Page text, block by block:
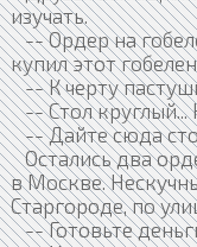
изучать.
-- Ордер на
купил этот
-- К черту
-- Стол круглый...
-- Дайте сюда
Остались два
в Москве.
Старгороде, по
-- Готовьте